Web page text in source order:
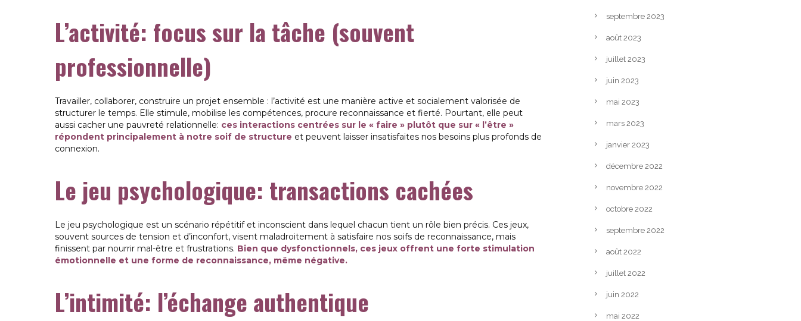
L’activité: focus sur la tâche (souvent
professionnelle)
Travailler, collaborer, construire un projet ensemble : l’activité est une manière active et socialement valorisée de
structurer le temps. Elle stimule, mobilise les compétences, procure reconnaissance et fierté. Pourtant, elle peut
aussi cacher une pauvreté relationnelle: ces interactions centrées sur le « faire » plutôt que sur « l’être »
répondent principalement à notre soif de structure et peuvent laisser insatisfaites nos besoins plus profonds de
connexion.
Le jeu psychologique: transactions cachées
Le jeu psychologique est un scénario répétitif et inconscient dans lequel chacun tient un rôle bien précis. Ces jeux,
souvent sources de tension et d’inconfort, visent maladroitement à satisfaire nos soifs de reconnaissance, mais
finissent par nourrir mal-être et frustrations. Bien que dysfonctionnels, ces jeux offrent une forte stimulation
émotionnelle et une forme de reconnaissance, même négative.
L’intimité: l’échange authentique
septembre 2023
août 2023
juillet 2023
juin 2023
mai 2023
mars 2023
janvier 2023
décembre 2022
novembre 2022
octobre 2022
septembre 2022
août 2022
juillet 2022
juin 2022
mai 2022